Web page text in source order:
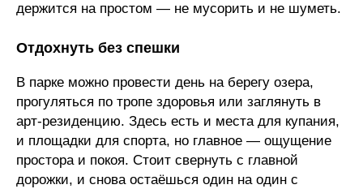
держится на простом — не мусорить и не шуметь.
Отдохнуть без спешки
В парке можно провести день на берегу озера,
прогуляться по тропе здоровья или заглянуть в
арт-резиденцию. Здесь есть и места для купания,
и площадки для спорта, но главное — ощущение
простора и покоя. Стоит свернуть с главной
дорожки, и снова остаёшься один на один с